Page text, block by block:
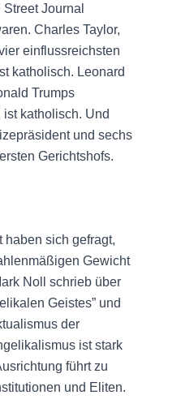
Journal
Charles Taylor,
einflussreichsten
katholisch. Leonard
Trumps
katholisch. Und
und sechs
Gerichtshofs.
sich gefragt,
Gewicht
Noll schrieb über
Geistes” und
der
ist stark
führt zu
und Eliten.